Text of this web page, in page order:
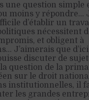
une question simple
moins y répondre…
d’établir un
nécessitent
et obligent à
J’aimerais que d’ici
discuter de
question de la
sur le droit
institutionnelles, il
les grandes